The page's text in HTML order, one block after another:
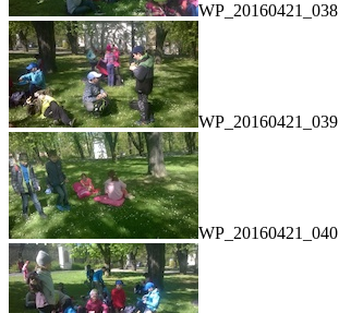
WP_20160421_038
WP_20160421_039
WP_20160421_040